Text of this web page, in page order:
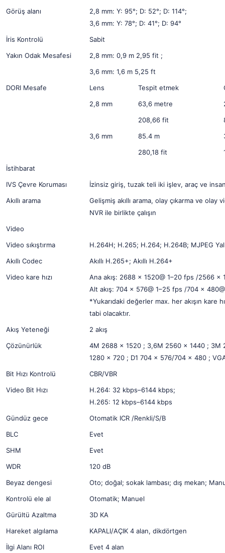
Görüş alanı
2,8 mm: Y: 95°; D: 52°; D: 114°;
3,6 mm: Y: 78°; D: 41°; D: 94°
İris Kontrolü
Sabit
Yakın Odak Mesafesi
2,8 mm: 0,9 m 2,95 fit ;
3,6 mm: 1,6 m 5,25 ft
DORI Mesafe
Lens Tespit etmek
2,8 mm
63,6 metre
208,66 fit
3,6 mm
85.4 m
280,18 fit
İstihbarat
IVS Çevre Koruması
İzinsiz giriş, tuzak teli iki işlev, araç ve
Akıllı arama
Gelişmiş akıllı arama, olay çıkarma ve
NVR ile birlikte çalışın
Video
Video sıkıştırma
H.264H; H.265; H.264; H.264B; MJPEG
Akıllı Codec
Akıllı H.265+; Akıllı H.264+
Video kare hızı
Ana akış: 2688 × 1520@ 1–20 fps /2566 ×
Alt akış: 704 × 576@ 1–25 fps /704 ×
*Yukarıdaki değerler max. her akışın kare
tabi olacaktır.
Akış Yeteneği
2 akış
Çözünürlük
4M 2688 × 1520 ; 3,6M 2560 × 1440 ; 3M
1280 × 720 ; D1 704 × 576/704 × 480 ;
Bit Hızı Kontrolü
CBR/VBR
Video Bit Hızı
H.264: 32 kbps–6144 kbps;
H.265: 12 kbps–6144 kbps
Gündüz gece
Otomatik ICR /Renkli/S/B
BLC
Evet
SHM
Evet
WDR
120 dB
Beyaz dengesi
Oto; doğal; sokak lambası; dış mekan;
Kontrolü ele al
Otomatik; Manuel
Gürültü Azaltma
3D KA
Hareket algılama
KAPALI/AÇIK 4 alan, dikdörtgen
İlgi Alanı ROI
Evet 4 alan